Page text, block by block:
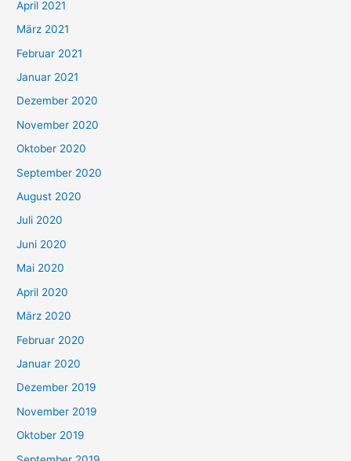
April 2021
März 2021
Februar 2021
Januar 2021
Dezember 2020
November 2020
Oktober 2020
September 2020
August 2020
Juli 2020
Juni 2020
Mai 2020
April 2020
März 2020
Februar 2020
Januar 2020
Dezember 2019
November 2019
Oktober 2019